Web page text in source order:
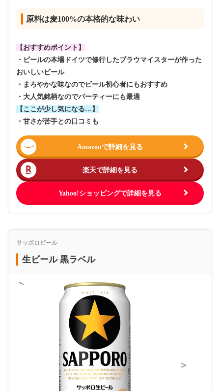
原料は麦100%の本格的な味わい
【おすすめポイント】
・ビールの本場ドイツで修行したブラウマイスターが作った
おいしいビール
・まろやかな味なのでビール初心者にもおすすめ
・大人気銘柄なのでパーティーにも最適
【ここが少し気になる…】
・甘さが苦手との口コミも
Amazonで詳細を見る
楽天で詳細を見る
Yahoo!ショッピングで詳細を見る
サッポロビール
生ビール 黒ラベル
＜
＞